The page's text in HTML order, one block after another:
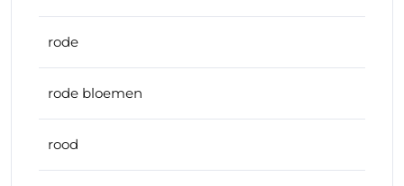
rode
rode bloemen
rood